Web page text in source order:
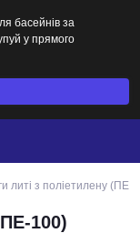
басейнів за
у прямого
литі з поліетилену (ПЕ-
100)